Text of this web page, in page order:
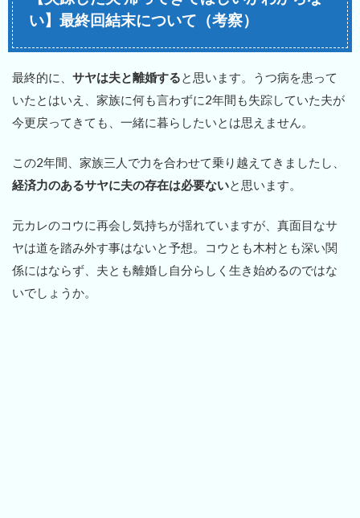
い】最終回結末について（考察）
最終的に、 サヤは夫と離婚すると思います。うつ病を患って
いたとはいえ、家族に何も言わずに2年間も失踪していた夫が
今更戻ってきても、一緒に暮らしたいとは思えません。
この2年間、家族三人で力を合わせて乗り越えてきましたし、
経済力のあるサヤに夫の存在は必要ないと思います。
元カレのコウに再会し気持ちが揺れていますが、真面目なサ
ヤは道を踏み外す事はないと予想。コウとも木村とも深い関
係にはならず、夫とも離婚し自分らしく生き始めるのではな
いでしょうか。